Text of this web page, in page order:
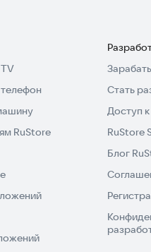
RuStore
Стать
Доступ
RuStore
Блог